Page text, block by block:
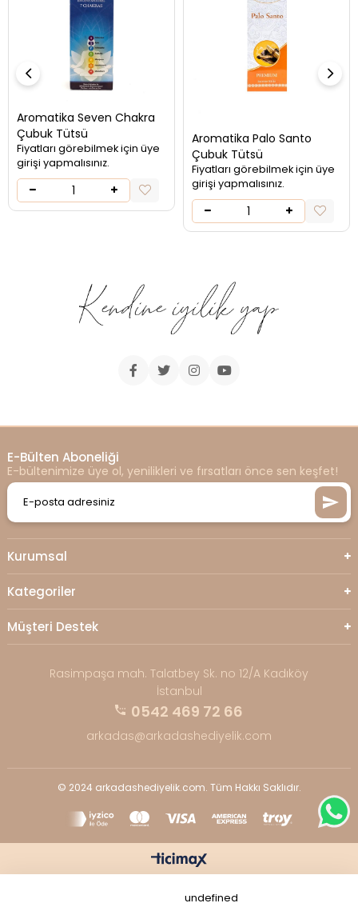
Aromatika Seven Chakra
Çubuk Tütsü
Fiyatları görebilmek için üye
girişi yapmalısınız.
Aromatika Palo Santo
Çubuk Tütsü
Fiyatları görebilmek için üye
girişi yapmalısınız.
Rasimpaşa mah. Talatbey Sk. no 12/A Kadıköy
İstanbul
0542 469 72 66
arkadas@arkadashediyelik.com
Kurumsal
Kategoriler
Müşteri Destek
E-Bülten Aboneliği
E-bültenimize üye ol, yenilikleri ve fırsatları önce sen keşfet!
© 2024 arkadashediyelik.com. Tüm Hakkı Saklıdır.
undefined